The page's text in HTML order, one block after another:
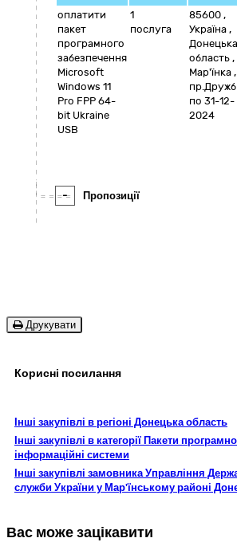
оплатити
пакет
програмного
забезпечення
Microsoft
Windows 11
Pro FPP 64-
bit Ukraine
USB
1
послуга
85600 ,
Україна ,
Донецька
область ,
Мар'їнка ,
по 31-12-
2024
- Пропозиції
Друкувати
Корисні посилання
Інші закупівлі в регіоні Донецька область
Інші закупівлі в категорії Пакети
інформаційні системи
Інші закупівлі замовника Управління
служби України у Мар'їнському районі
Вас може зацікавити